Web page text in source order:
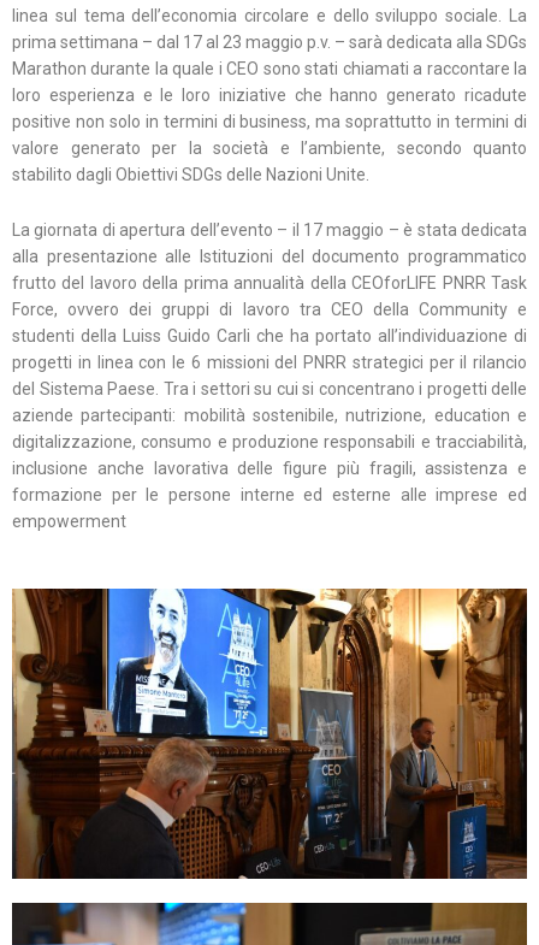
linea sul tema dell’economia circolare e dello sviluppo sociale. La
prima settimana – dal 17 al 23 maggio p.v. – sarà dedicata alla SDGs
Marathon durante la quale i CEO sono stati chiamati a raccontare la
loro esperienza e le loro iniziative che hanno generato ricadute
positive non solo in termini di business, ma soprattutto in termini di
valore generato per la società e l’ambiente, secondo quanto
stabilito dagli Obiettivi SDGs delle Nazioni Unite.
La giornata di apertura dell’evento – il 17 maggio – è stata dedicata
alla presentazione alle Istituzioni del documento programmatico
frutto del lavoro della prima annualità della CEOforLIFE PNRR Task
Force, ovvero dei gruppi di lavoro tra CEO della Community e
studenti della Luiss Guido Carli che ha portato all’individuazione di
progetti in linea con le 6 missioni del PNRR strategici per il rilancio
del Sistema Paese. Tra i settori su cui si concentrano i progetti delle
aziende partecipanti: mobilità sostenibile, nutrizione, education e
digitalizzazione, consumo e produzione responsabili e tracciabilità,
inclusione anche lavorativa delle figure più fragili, assistenza e
formazione per le persone interne ed esterne alle imprese ed
empowerment